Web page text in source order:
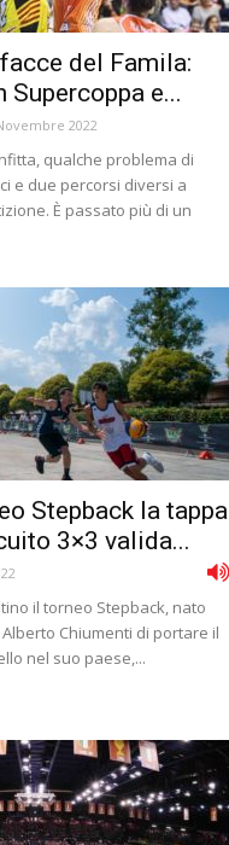
del Famila:
e...
2022
qualche problema di
e due percorsi diversi a
È passato più di un
Stepback la tappa
3×3 valida...
il torneo Stepback, nato
Chiumenti di portare il
nel suo paese,...